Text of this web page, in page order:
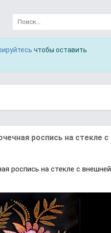
чтобы оставить
роспись на стекле с
роспись на стекле с внешней